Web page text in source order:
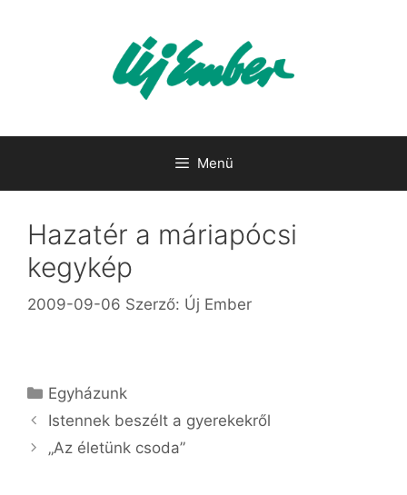
Menü
Hazatér a máriapócsi
kegykép
2009-09-06 Szerző: Új Ember
Kategória
Egyházunk
Istennek beszélt a gyerekekről
„Az életünk csoda”